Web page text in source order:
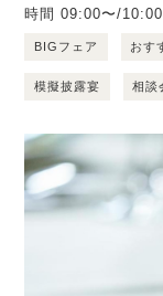
時間 09:00〜/
BIGフェア おす
模擬披露宴 相談